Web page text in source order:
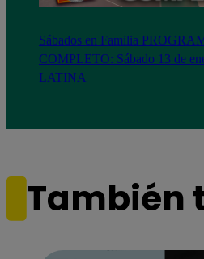
Sábados en Familia
COMPLETO: Sábado 13 de
LATINA
También